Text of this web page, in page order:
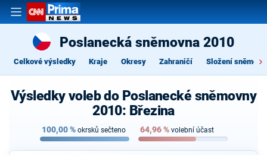
Poslanecká sněmovna 2010
Celkové výsledky Kraje Okresy Zahraničí Složení
Výsledky voleb do Poslanecké sněmovny
2010: Březina
100,00% okrsků sečteno 64,96% volební účast